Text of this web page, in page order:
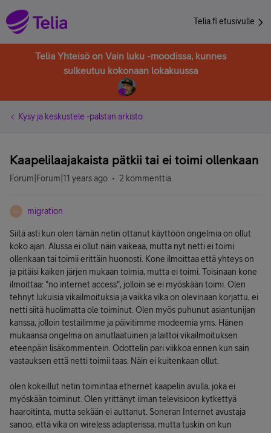
Telia.fi etusivulle
Telia Yhteisö on Vain luku -moodissa, kunnes
sulkeutuu kokonaan lokakuussa
Kysy ja keskustele -palstan arkisto
Kaapelilaajakaista pätkii tai ei toimi ollenkaan
Forum|Forum|11 years ago 2 kommenttia
M migration
Siitä asti kun olen tämän netin ottanut käyttöön ongelmia on ollut
koko ajan. Alussa ei ollut näin vaikeaa, mutta nyt netti ei toimi
ollenkaan tai toimii erittäin huonosti. Kone ilmoittaa että yhteys on
ja pitäisi kaiken järjen mukaan toimia, mutta ei toimi. Toisinaan kone
ilmoittaa: "no internet access", jolloin se ei myöskään toimi. Olen
tehnyt lukuisia vikailmoituksia ja vaikka vika on olevinaan korjattu, ei
netti siitä huolimatta ole toiminut. Olen myös puhunut asiantunijan
kanssa, jolloin testailimme ja päivitimme modeemia yms. Hänen
mukaansa ongelma on ainutlaatuinen ja laittoi vikailmoituksen
eteenpäin lisäkommentein. Odottelin pari viikkoa ennen kun sain
vastauksen että netti toimii taas. Näin ei kuitenkaan ollut.
olen kokeillut netin toimintaa ethernet kaapelin avulla, joka ei
myöskään toiminut. Olen yrittänyt ilman televisioon kytkettyä
haaroitinta, mutta sekään ei auttanut. Soneran Internet avustaja
sanoo, että vika on wireless adapterissa, mutta tuskin on kun